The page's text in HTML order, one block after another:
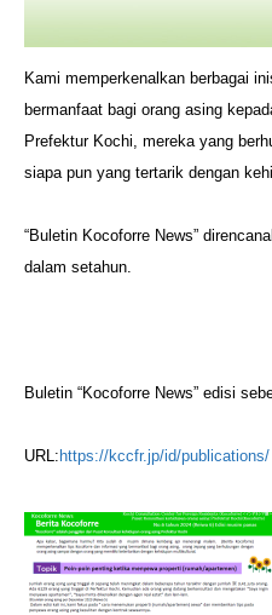
Kami memperkenalkan berbagai
bermanfaat bagi orang asing
Prefektur Kochi, mereka yang
siapa pun yang tertarik dengan
“Buletin Kocoforre News”
dalam setahun.
Buletin “Kocoforre News” edisi
URL: https://kccfr.jp/id/publications/